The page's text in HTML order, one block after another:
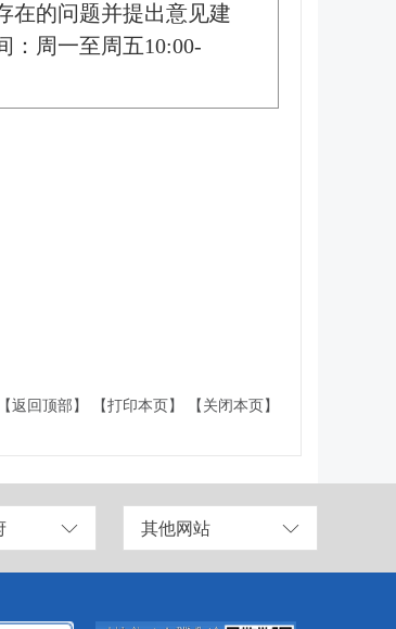
在的问题并提出意见建
：周一至周五10:00-
【返回顶部】
【打印本页】 【关闭本页】
其他网站